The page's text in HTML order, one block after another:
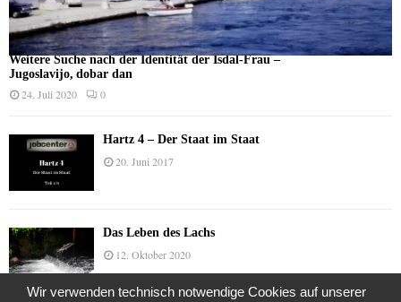
Weitere Suche nach der Identität der Isdal-Frau –
Jugoslavijo, dobar dan
24. Juli 2020 0
Hartz 4 – Der Staat im Staat
20. Juni 2017
Das Leben des Lachs
12. Oktober 2020
Wir verwenden technisch notwendige Cookies auf unserer